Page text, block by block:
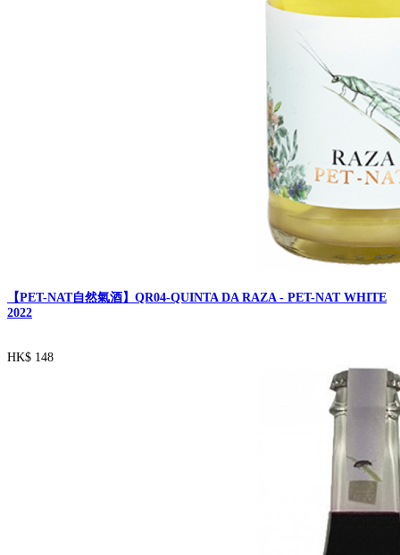
【PET-NAT自然氣酒】QR04-QUINTA DA RAZA - PET-NAT WHITE
2022
HK$ 148